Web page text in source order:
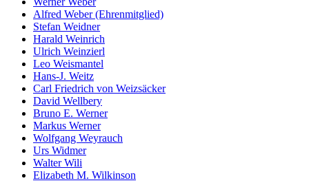
Alfred Weber (Ehrenmitglied)
Stefan Weidner
Harald Weinrich
Ulrich Weinzierl
Leo Weismantel
Hans-J. Weitz
Carl Friedrich von Weizsäcker
David Wellbery
Bruno E. Werner
Markus Werner
Wolfgang Weyrauch
Urs Widmer
Walter Wili
Elizabeth M. Wilkinson